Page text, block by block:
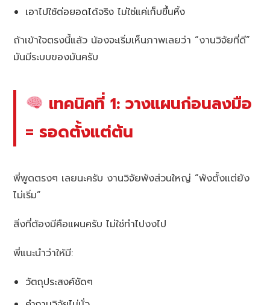
เอาไปใช้ต่อยอดได้จริง ไม่ใช่แค่เก็บขึ้นหิ้ง
ถ้าเข้าใจตรงนี้แล้ว น้องจะเริ่มเห็นภาพเลยว่า “งานวิจัยที่ดี”
มันมีระบบของมันครับ
เทคนิคที่ 1: วางแผนก่อนลงมือ
= รอดตั้งแต่ต้น
พี่พูดตรงๆ เลยนะครับ งานวิจัยพังส่วนใหญ่ “พังตั้งแต่ยัง
ไม่เริ่ม”
สิ่งที่ต้องมีคือแผนครับ ไม่ใช่ทำไปงงไป
พี่แนะนำว่าให้มี:
วัตถุประสงค์ชัดๆ